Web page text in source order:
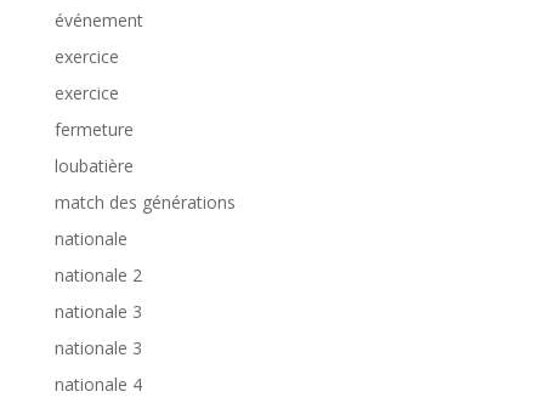
événement
exercice
exercice
fermeture
loubatière
match des générations
nationale
nationale 2
nationale 3
nationale 3
nationale 4